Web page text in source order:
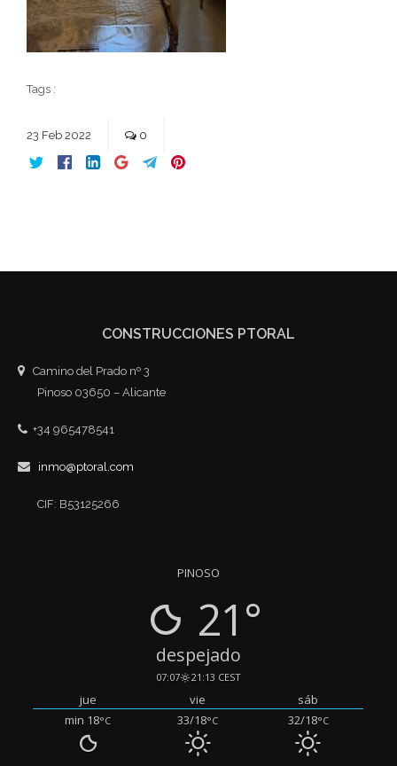
Tags :
23 Feb 2022 0
CONSTRUCCIONES PTORAL
Camino del Prado nº 3
Pinoso 03650 – Alicante
+34 965478541
inmo@ptoral.com
CIF: B53125266
PINOSO
21°
despejado
07:07 21:13 CEST
jue vie
sáb
min 18°C 33/18°C 32/18°C